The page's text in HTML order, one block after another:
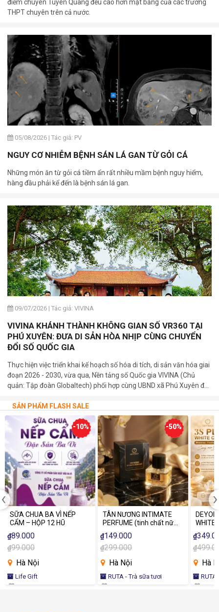
điểm chuyên Tuyên Quang đều cao hơn mặt bằng của các trường
THPT chuyên trên cả nước.
05/08/2026 | Tác giả: PV
NGUY CƠ NHIỄM BỆNH SÁN LÁ GAN TỪ GỎI CÁ
Những món ăn từ gỏi cá tiềm ẩn rất nhiều mầm bệnh nguy hiểm,
hàng đầu phải kể đến là bệnh sán lá gan.
09/07/2026 | Tác giả: VIVINA
VIVINA KHÁNH THÀNH KHÔNG GIAN SỐ VR360 TẠI
PHÚ XUYÊN: ĐƯA DI SẢN HÒA NHỊP CÙNG CHUYỂN
ĐỔI SỐ QUỐC GIA
Thực hiện việc triển khai kế hoạch số hóa di tích, di sản văn hóa giai
đoạn 2026 - 2030, vừa qua, Nền tảng số Quốc gia VIVINA (Chủ
quản: Tập đoàn Globaltech) phối hợp cùng UBND xã Phú Xuyên đã
hóa tại các di tích cấp Quốc gia trên địa bàn xã.
SẢN PHẨM FLASH SALE
-10%
SỮA CHUA BA VÌ NẾP
CẨM – HỘP 12 HŨ
₫89.000
₫99.000
Hà Nội
Life Gift
-50%
TÂN NƯƠNG INTIMATE
PERFUME (tinh chất nữ
tính)
₫149.000
₫299.000
Hà Nội
RUTA - Trà sữa tươi
WHITE
₫
₫
Hà
RUTA
‹ ›